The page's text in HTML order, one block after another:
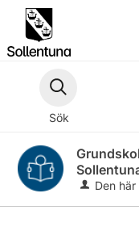
Välkommen
självservice
Sollentuna
kommun
Sök
Den